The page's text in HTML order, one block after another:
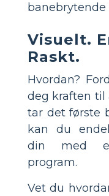
banebrytende
Visuelt.
Raskt.
Hvordan?
deg kraften til
tar det første
kan du
din med
program.
Vet du